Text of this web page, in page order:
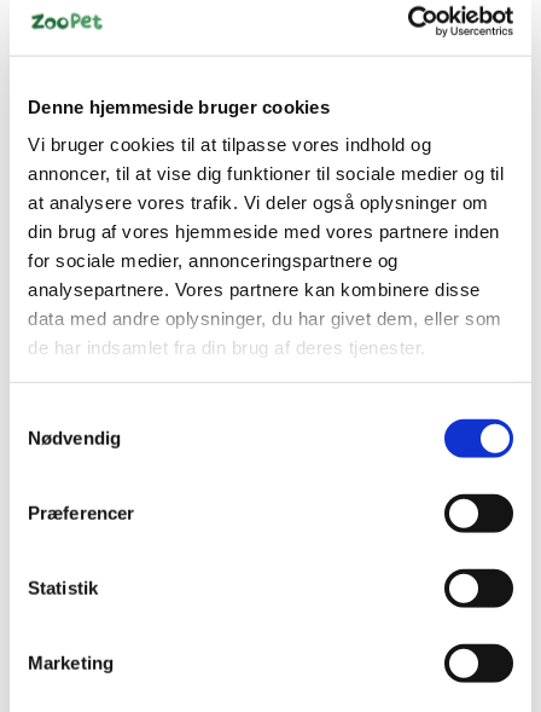
Denne hjemmeside bruger cookies
Vi bruger cookies til at tilpasse vores indhold og
annoncer, til at vise dig funktioner til sociale medier og til
at analysere vores trafik. Vi deler også oplysninger om
din brug af vores hjemmeside med vores partnere inden
for sociale medier, annonceringspartnere og
analysepartnere. Vores partnere kan kombinere disse
data med andre oplysninger, du har givet dem, eller som
de har indsamlet fra din brug af deres tjenester.
Nødvendig
Præferencer
Statistik
Marketing
4602533783458
1 kg
DKK 39,00
DKK 31,20 ekskl. moms
Køb nu
8711304673716
2 kg – Naturligt Foder
Hørfrø og Calcium
Standard salgspris DKK
149,00
DKK 129,00
DKK 103,20 ekskl. moms
Køb nu
På lager
Videnskabeligt godkendt sammensætning til f.eks.